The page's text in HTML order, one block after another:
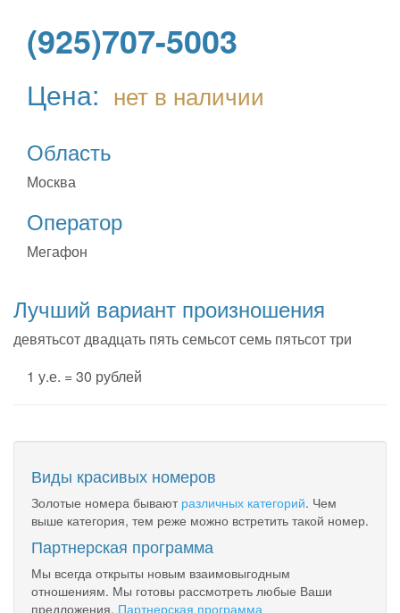
(925)707-5003
Цена: нет в наличии
Область
Москва
Оператор
Мегафон
Лучший вариант произношения
девятьсот двадцать пять семьсот семь пятьсот три
1 у.е. = 30 рублей
Виды красивых номеров
Золотые номера бывают различных категорий. Чем
выше категория, тем реже можно встретить такой номер.
Партнерская программа
Мы всегда открыты новым взаимовыгодным
отношениям. Мы готовы рассмотреть любые Ваши
предложения. Партнерская программа